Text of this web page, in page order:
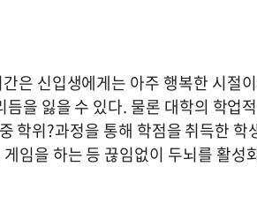
은 신입생에게는 아주 행복한 시절
을 잃을 수 있다. 물론 대학의 학업
학위?과정을 통해 학점을 취득한 학
임을 하는 등 끊임없이 두뇌를 활성